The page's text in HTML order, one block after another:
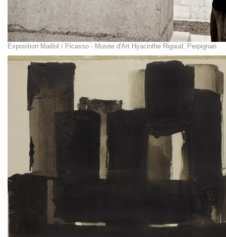
Exposition Maillol / Picasso - Musée d'Art Hyacinthe Rigaud, Perpignan